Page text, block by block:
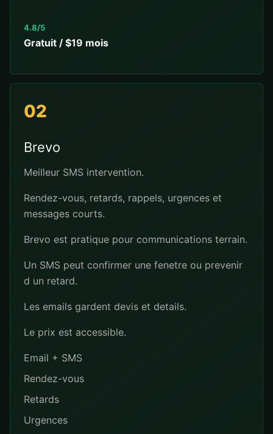
4.8/5
Gratuit / $19 mois
02
Brevo
Meilleur SMS intervention.
Rendez-vous, retards, rappels, urgences et
messages courts.
Brevo est pratique pour communications terrain.
Un SMS peut confirmer une fenetre ou prevenir
d un retard.
Les emails gardent devis et details.
Le prix est accessible.
Email + SMS
Rendez-vous
Retards
Urgences